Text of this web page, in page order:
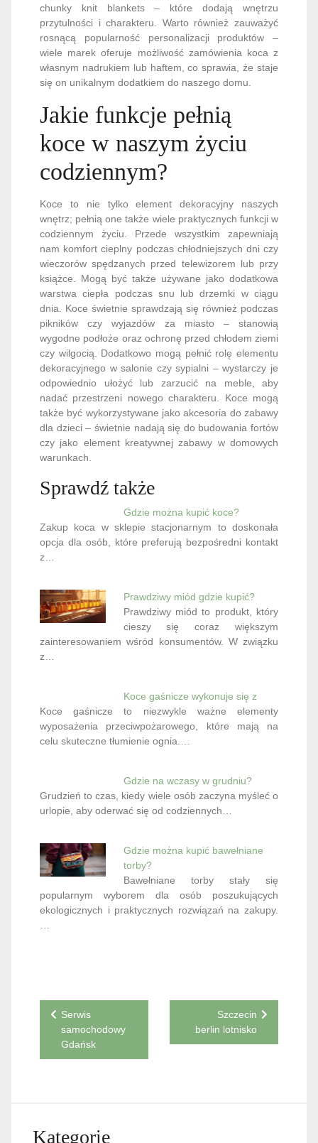
chunky knit blankets – które dodają wnętrzu
przytulności i charakteru. Warto również zauważyć
rosnącą popularność personalizacji produktów –
wiele marek oferuje możliwość zamówienia koca z
własnym nadrukiem lub haftem, co sprawia, że staje
się on unikalnym dodatkiem do naszego domu.
Jakie funkcje pełnią
koce w naszym życiu
codziennym?
Koce to nie tylko element dekoracyjny naszych
wnętrz; pełnią one także wiele praktycznych funkcji w
codziennym życiu. Przede wszystkim zapewniają
nam komfort cieplny podczas chłodniejszych dni czy
wieczorów spędzanych przed telewizorem lub przy
książce. Mogą być także używane jako dodatkowa
warstwa ciepła podczas snu lub drzemki w ciągu
dnia. Koce świetnie sprawdzają się również podczas
pikników czy wyjazdów za miasto – stanowią
wygodne podłoże oraz ochronę przed chłodem ziemi
czy wilgocią. Dodatkowo mogą pełnić rolę elementu
dekoracyjnego w salonie czy sypialni – wystarczy je
odpowiednio ułożyć lub zarzucić na meble, aby
nadać przestrzeni nowego charakteru. Koce mogą
także być wykorzystywane jako akcesoria do zabawy
dla dzieci – świetnie nadają się do budowania fortów
czy jako element kreatywnej zabawy w domowych
warunkach.
Sprawdź także
Gdzie można kupić koce?
Zakup koca w sklepie stacjonarnym to doskonała
opcja dla osób, które preferują bezpośredni kontakt
z…
Prawdziwy miód gdzie kupić?
Prawdziwy miód to produkt, który
cieszy się coraz większym
zainteresowaniem wśród konsumentów. W związku
z…
Koce gaśnicze wykonuje się z
Koce gaśnicze to niezwykle ważne elementy
wyposażenia przeciwpożarowego, które mają na
celu skuteczne tłumienie ognia.…
Gdzie na wczasy w grudniu?
Grudzień to czas, kiedy wiele osób zaczyna myśleć o
urlopie, aby oderwać się od codziennych…
Gdzie można kupić bawełniane
torby?
Bawełniane torby stały się
popularnym wyborem dla osób poszukujących
ekologicznych i praktycznych rozwiązań na zakupy.
…
Nawigacja
wpisu
Serwis
samochodowy
Gdańsk
Szczecin
berlin lotnisko
Kategorie